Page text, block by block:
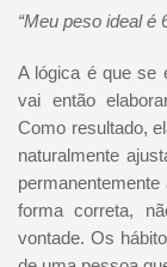
“Meu peso ideal é
A lógica é que se
vai então
Como resultado,
naturalmente
forma correta,
vontade. Os